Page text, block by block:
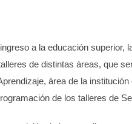
a la educación superior,
de distintas áreas, que
área de la institución
de los talleres de